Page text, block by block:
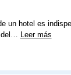
un hotel es
del… Leer más